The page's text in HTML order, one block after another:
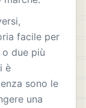
facile per
due più
è
sono le
una